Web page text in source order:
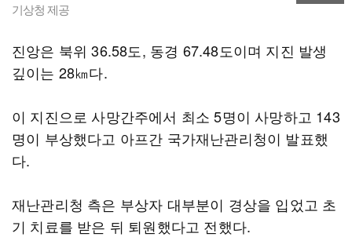
기상청 제공
진앙은 북위 36.58도, 동경 67.48도이며 지진 발생
깊이는 28㎞다.
이 지진으로 사망간주에서 최소 5명이 사망하고 143
명이 부상했다고 아프간 국가재난관리청이 발표했
다.
재난관리청 측은 부상자 대부분이 경상을 입었고 초
기 치료를 받은 뒤 퇴원했다고 전했다.